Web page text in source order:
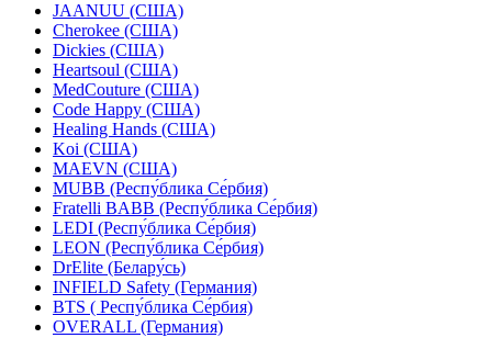
JAANUU (США)
Cherokee (США)
Dickies (США)
Heartsoul (США)
MedCouture (США)
Code Happy (США)
Healing Hands (США)
Koi (США)
MAEVN (США)
MUBB (Респу́блика Се́рбия)
Fratelli BABB (Респу́блика Се́рбия)
LEDI (Респу́блика Се́рбия)
LEON (Респу́блика Се́рбия)
DrElite (Белару́сь)
INFIELD Safety (Германия)
BTS ( Респу́блика Се́рбия)
OVERALL (Германия)